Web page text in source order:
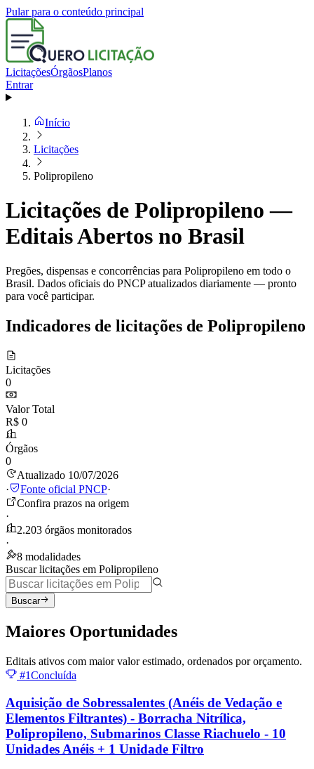
Pular para o conteúdo principal
LicitaçõesÓrgãosPlanos
Entrar
Início
Licitações
Polipropileno
Licitações de Polipropileno —
Editais Abertos no Brasil
Pregões, dispensas e concorrências para Polipropileno em todo o
Brasil. Dados oficiais do PNCP atualizados diariamente — pronto
para você participar.
Indicadores de licitações de Polipropileno
Licitações
0
Valor Total
R$ 0
Órgãos
0
Atualizado 10/07/2026
·
Fonte oficial PNCP·
Confira prazos na origem
·
2.203 órgãos monitorados
·
8 modalidades
Buscar licitações em Polipropileno
Buscar
Maiores Oportunidades
Editais ativos com maior valor estimado, ordenados por orçamento.
#1Concluída
Aquisição de Sobressalentes (Anéis de Vedação e
Elementos Filtrantes) - Borracha Nitrílica,
Polipropileno, Submarinos Classe Riachuelo - 10
Unidades Anéis + 1 Unidade Filtro